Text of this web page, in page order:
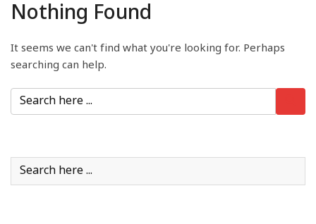
Nothing Found
It seems we can't find what you're looking for. Perhaps
searching can help.